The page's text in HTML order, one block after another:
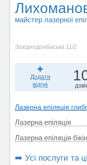
майстер лазерної
Західнодонбаська 11/2
Додати
відгук
Лазерна епіляція
Лазерна епіляція
Лазерна епіляція
➡️ Усі послуги та